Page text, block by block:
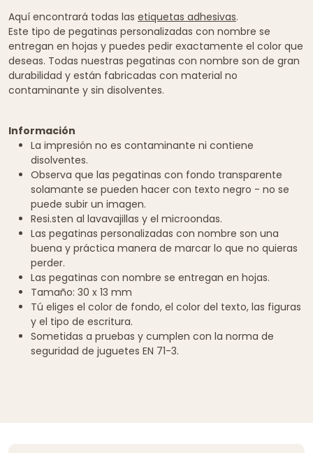
Aquí encontrará todas las etiquetas adhesivas.
Este tipo de pegatinas personalizadas con nombre se
entregan en hojas y puedes pedir exactamente el color que
deseas. Todas nuestras pegatinas con nombre son de gran
durabilidad y están fabricadas con material no
contaminante y sin disolventes.
Información
La impresión no es contaminante ni contiene
disolventes.
Observa que las pegatinas con fondo transparente
solamante se pueden hacer con texto negro - no se
puede subir un imagen.
Resi.sten al lavavajillas y el microondas.
Las pegatinas personalizadas con nombre son una
buena y práctica manera de marcar lo que no quieras
perder.
Las pegatinas con nombre se entregan en hojas.
Tamaño: 30 x 13 mm
Tú eliges el color de fondo, el color del texto, las figuras
y el tipo de escritura.
Sometidas a pruebas y cumplen con la norma de
seguridad de juguetes EN 71-3.